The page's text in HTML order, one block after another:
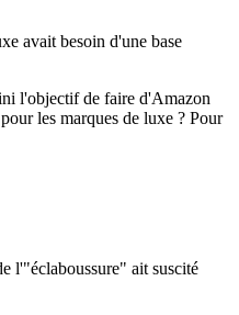
avait besoin d'une base
l'objectif de faire d'Amazon
les marques de luxe ? Pour
l'"éclaboussure" ait suscité